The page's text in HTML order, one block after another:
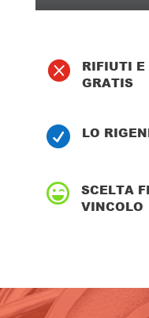

RIFIUTI E
GRATIS
 LO

SCELTA
VINCOLO